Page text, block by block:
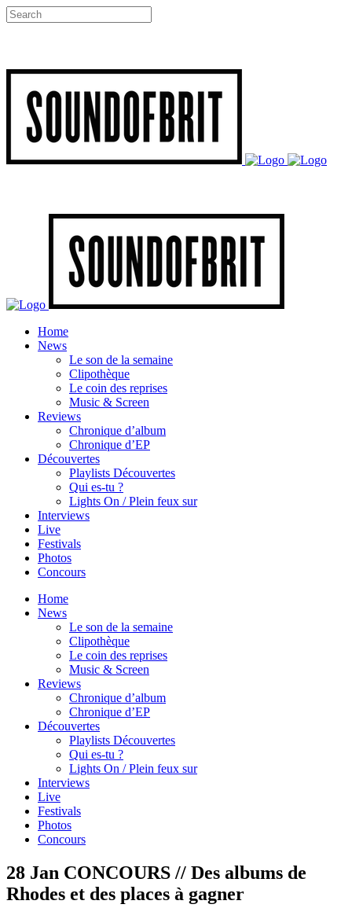
Home
News
Le son de la semaine
Clipothèque
Le coin des reprises
Music & Screen
Reviews
Chronique d’album
Chronique d’EP
Découvertes
Playlists Découvertes
Qui es-tu ?
Lights On / Plein feux sur
Interviews
Live
Festivals
Photos
Concours
Home
News
Le son de la semaine
Clipothèque
Le coin des reprises
Music & Screen
Reviews
Chronique d’album
Chronique d’EP
Découvertes
Playlists Découvertes
Qui es-tu ?
Lights On / Plein feux sur
Interviews
Live
Festivals
Photos
Concours
28 Jan CONCOURS // Des albums de
Rhodes et des places à gagner